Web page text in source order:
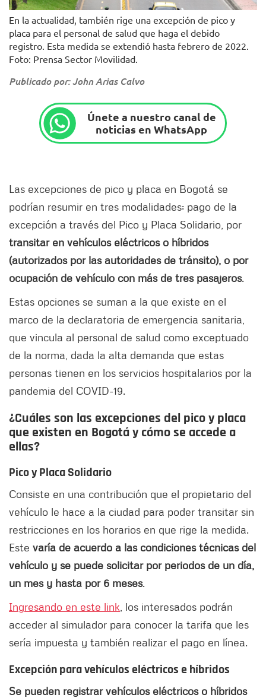
En la actualidad, también rige una excepción de pico y
placa para el personal de salud que haga el debido
registro. Esta medida se extendió hasta febrero de 2022.
Foto: Prensa Sector Movilidad.
Publicado por: John Arias Calvo
Únete a nuestro canal de
noticias en WhatsApp
Las excepciones de pico y placa en Bogotá se
podrían resumir en tres modalidades: pago de la
excepción a través del Pico y Placa Solidario, por
transitar en vehículos eléctricos o híbridos
(autorizados por las autoridades de tránsito), o por
ocupación de vehículo con más de tres pasajeros.
Estas opciones se suman a la que existe en el
marco de la declaratoria de emergencia sanitaria,
que vincula al personal de salud como exceptuado
de la norma, dada la alta demanda que estas
personas tienen en los servicios hospitalarios por la
pandemia del COVID-19.
¿Cuáles son las excepciones del pico y placa
que existen en Bogotá y cómo se accede a
ellas?
Pico y Placa Solidario
Consiste en una contribución que el propietario del
vehículo le hace a la ciudad para poder transitar sin
restricciones en los horarios en que rige la medida.
Este varía de acuerdo a las condiciones técnicas del
vehículo y se puede solicitar por periodos de un día,
un mes y hasta por 6 meses.
Ingresando en este link , los interesados podrán
acceder al simulador para conocer la tarifa que les
sería impuesta y también realizar el pago en línea.
Excepción para vehículos eléctricos e híbridos
Se pueden registrar vehículos eléctricos o híbridos